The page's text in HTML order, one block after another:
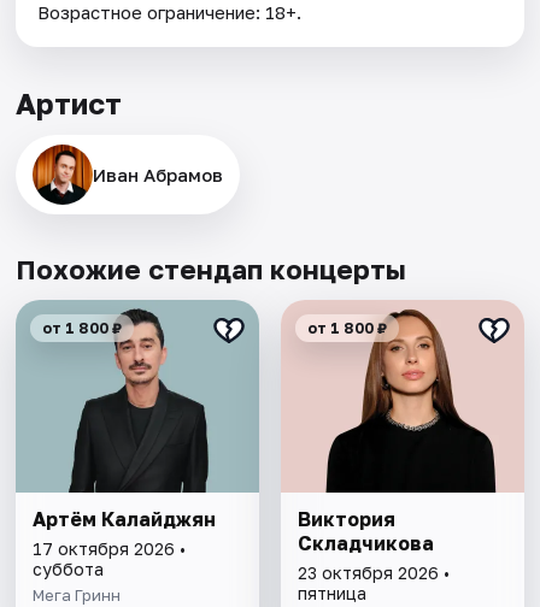
Возрастное ограничение: 18+.
Артист
Иван Абрамов
Похожие стендап концерты
от 1 800 ₽
Артём Калайджян
17 октября 2026 •
суббота
Мега Гринн
от 1 800 ₽
Виктория
Складчикова
23 октября 2026 •
пятница